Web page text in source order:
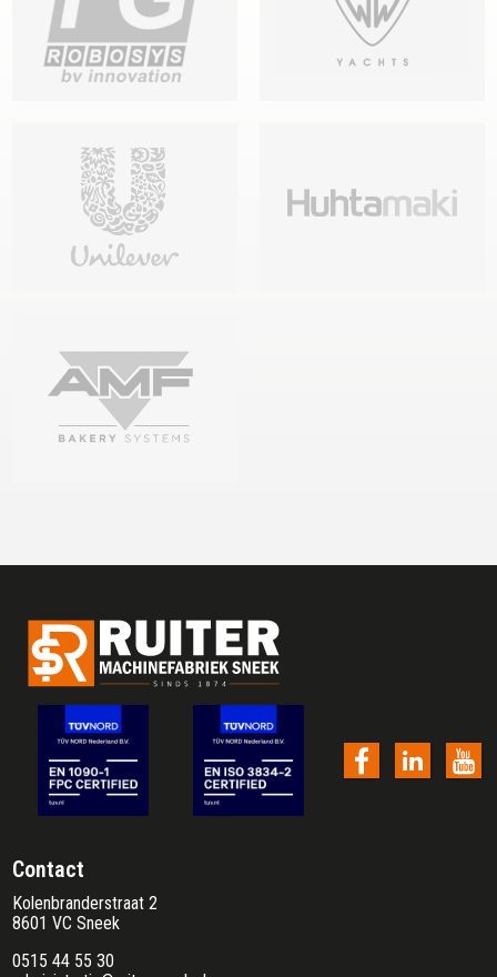
Contact
Kolenbranderstraat 2
8601 VC Sneek
0515 44 55 30